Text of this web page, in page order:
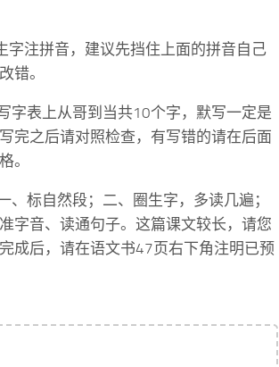
字注拼音，建议先挡住上面的拼音自己
错。
字表上从哥到当共10个字，默写一定是
完之后请对照检查，有写错的请在后面
。
、标自然段；二、圈生字，多读几遍；
字音、读通句子。这篇课文较长，请您
成后，请在语文书47页右下角注明已预